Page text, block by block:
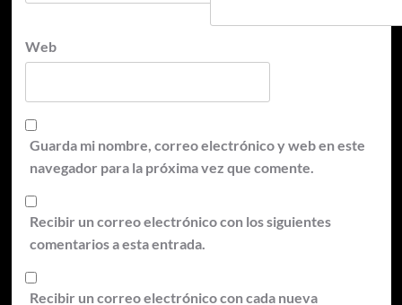
Web
Guarda mi nombre, correo electrónico y web en este
navegador para la próxima vez que comente.
Recibir un correo electrónico con los siguientes
comentarios a esta entrada.
Recibir un correo electrónico con cada nueva